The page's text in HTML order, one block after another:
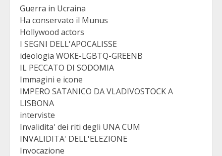
Guerra in Ucraina
Ha conservato il Munus
Hollywood actors
I SEGNI DELL'APOCALISSE
ideologia WOKE-LGBTQ-GREENB
IL PECCATO DI SODOMIA
Immagini e icone
IMPERO SATANICO DA VLADIVOSTOCK A
LISBONA
interviste
Invalidita' dei riti degli UNA CUM
INVALIDITA' DELL'ELEZIONE
Invocazione